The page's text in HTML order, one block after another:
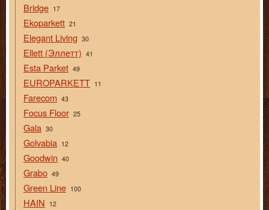
Bridge 17
Ekoparkett 21
Elegant Living 30
Ellett (Эллетт) 41
Esta Parket 49
EUROPARKETT 11
Farecom 43
Focus Floor 25
Gala 30
Golvabia 12
Goodwin 40
Grabo 49
Green Line 100
HAIN 12